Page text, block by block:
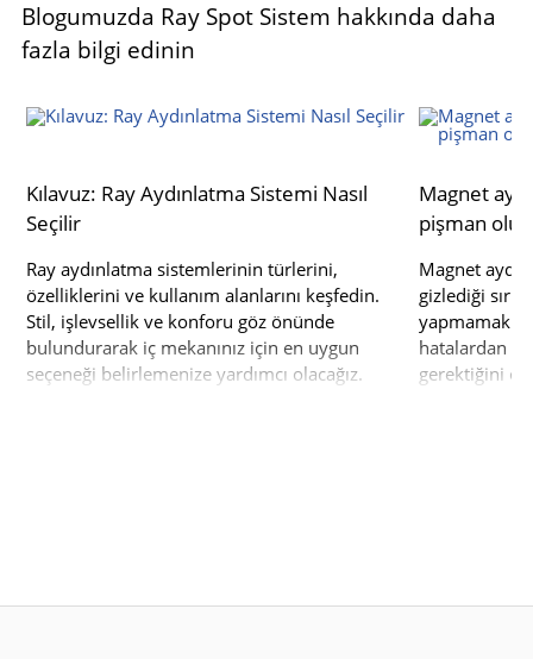
Blogumuzda Ray Spot Sistem hakkında daha
fazla bilgi edinin
Kılavuz: Ray Aydınlatma Sistemi Nasıl
Seçilir
Ray aydınlatma sistemlerinin türlerini,
özelliklerini ve kullanım alanlarını keşfedin.
Stil, işlevsellik ve konforu göz önünde
bulundurarak iç mekanınız için en uygun
seçeneği belirlemenize yardımcı olacağız.
Magnet
pişman
Magnet
gizlediği
yapmamak
hatalardan
gerektiğini